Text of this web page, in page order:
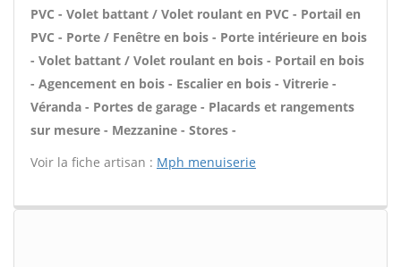
PVC - Volet battant / Volet roulant en PVC - Portail en
PVC - Porte / Fenêtre en bois - Porte intérieure en bois
- Volet battant / Volet roulant en bois - Portail en bois
- Agencement en bois - Escalier en bois - Vitrerie -
Véranda - Portes de garage - Placards et rangements
sur mesure - Mezzanine - Stores -
Voir la fiche artisan : Mph menuiserie